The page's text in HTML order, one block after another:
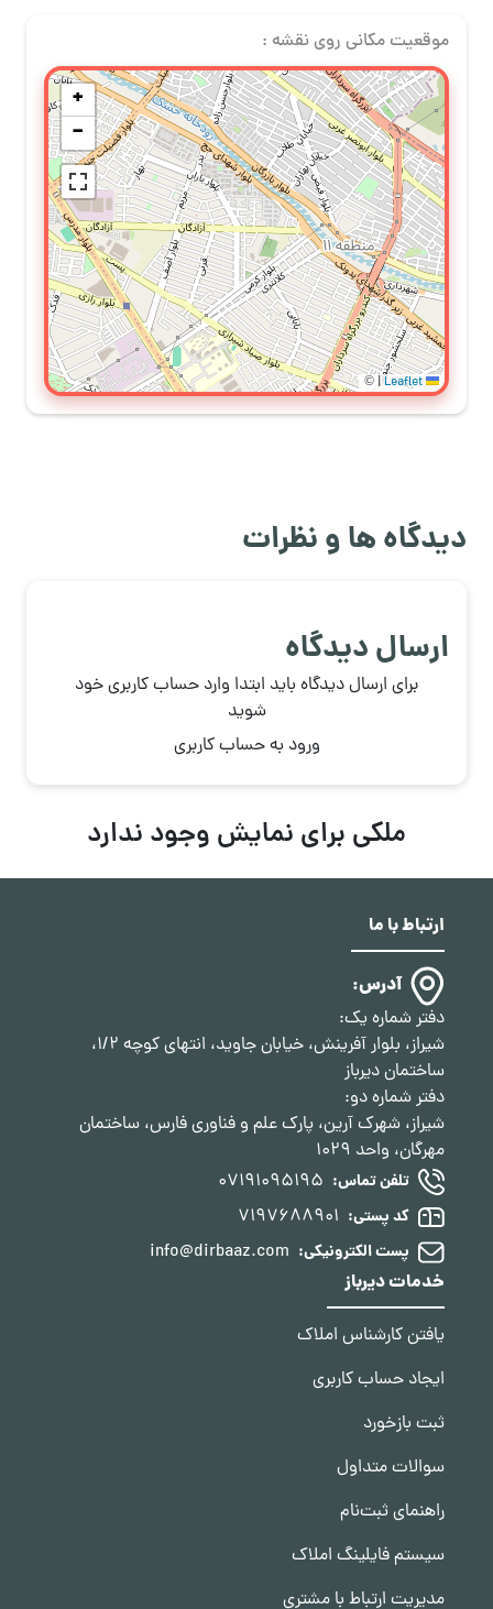
موقعیت مکانی روی نقشه :
+
−
|
©
دیدگاه ها و نظرات
ارسال دیدگاه
برای ارسال دیدگاه باید ابتدا وارد حساب کاربری خود
شوید
ورود به حساب کاربری
ملکی برای نمایش وجود ندارد
ارتباط با ما
آدرس:
دفتر شماره یک:
شیراز، بلوار آفرینش، خیابان جاوید، انتهای کوچه 1/2،
ساختمان دیرباز
دفتر شماره دو:
شیراز، شهرک آرین، پارک علم و فناوری فارس، ساختمان
مهرگان، واحد 1029
تلفن تماس: 07191095195
کد پستی: 7197688901
پست الکترونیکی: info@dirbaaz.com
خدمات دیرباز
یافتن کارشناس املاک
ایجاد حساب کاربری
ثبت بازخورد
سوالات متداول
راهنمای ثبت‌نام
سیستم فایلینگ املاک
مدیریت ارتباط با مشتری